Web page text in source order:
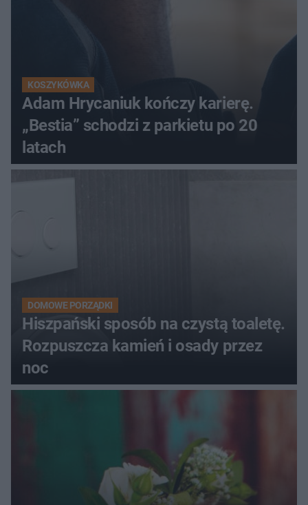
KOSZYKÓWKA
Adam Hrycaniuk kończy karierę.
„Bestia” schodzi z parkietu po 20
latach
DOMOWE PORZĄDKI
Hiszpański sposób na czystą toaletę.
Rozpuszcza kamień i osady przez
noc